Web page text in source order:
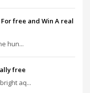
free and Win A real
hun...
free
aq...